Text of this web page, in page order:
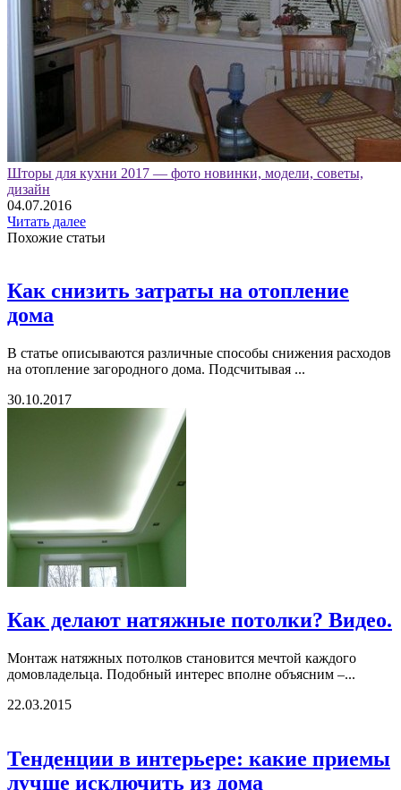
Шторы для кухни 2017 — фото новинки, модели, советы,
дизайн
04.07.2016
Читать далее
Похожие статьи
Как снизить затраты на отопление
дома
В статье описываются различные способы снижения расходов
на отопление загородного дома. Подсчитывая ...
30.10.2017
Как делают натяжные потолки? Видео.
Монтаж натяжных потолков становится мечтой каждого
домовладельца. Подобный интерес вполне объясним –...
22.03.2015
Тенденции в интерьере: какие приемы
лучше исключить из дома